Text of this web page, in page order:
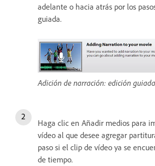
adelante o hacia atrás por los
guiada.
Adición de narración: edición guiada
Haga clic en Añadir medios para
vídeo al que desee agregar
paso si el clip de vídeo ya se
de tiempo.